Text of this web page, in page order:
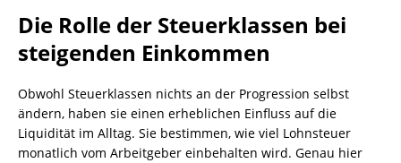
Die Rolle der Steuerklassen bei
steigenden Einkommen
Obwohl Steuerklassen nichts an der Progression selbst
ändern, haben sie einen erheblichen Einfluss auf die
Liquidität im Alltag. Sie bestimmen, wie viel Lohnsteuer
monatlich vom Arbeitgeber einbehalten wird. Genau hier